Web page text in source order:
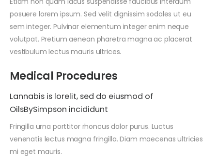
posuere lorem ipsum. Sed velit dignissim sodales ut eu
sem integer. Pulvinar elementum integer enim neque
volutpat. Pretium aenean pharetra magna ac placerat
vestibulum lectus mauris ultrices.
Medical Procedures
Lannabis is lorelit, sed do eiusmod of
OilsBySimpson incididunt
Fringilla urna porttitor rhoncus dolor purus. Luctus
venenatis lectus magna fringilla. Diam maecenas ultricies
mi eget mauris.